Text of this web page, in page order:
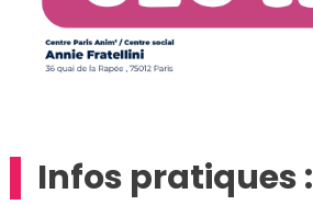
Infos pratiques :